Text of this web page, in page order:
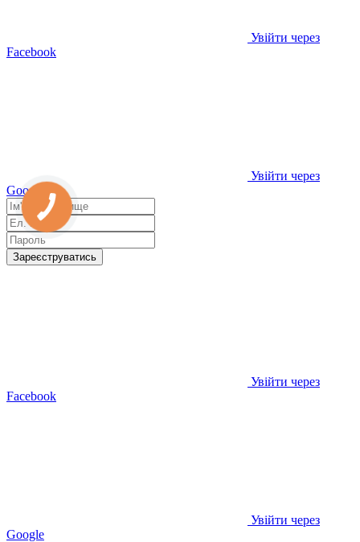
Увійти через
Facebook
Увійти через
Google
Зареєструватись
Увійти через
Facebook
Увійти через
Google